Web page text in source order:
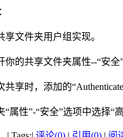
享文件夹用户组实现。
的共享文件夹属性--“安全”
享时，添加的
“属性”-“安全”选项中选择“